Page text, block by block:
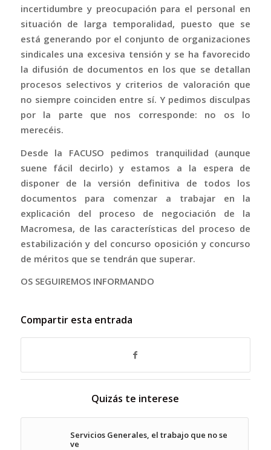
incertidumbre y preocupación para el personal en
situación de larga temporalidad, puesto que se
está generando por el conjunto de organizaciones
sindicales una excesiva tensión y se ha favorecido
la difusión de documentos en los que se detallan
procesos selectivos y criterios de valoración que
no siempre coinciden entre sí. Y pedimos disculpas
por la parte que nos corresponde: no os lo
merecéis.
Desde la FACUSO pedimos tranquilidad (aunque
suene fácil decirlo) y estamos a la espera de
disponer de la versión definitiva de todos los
documentos para comenzar a trabajar en la
explicación del proceso de negociación de la
Macromesa, de las características del proceso de
estabilización y del concurso oposición y concurso
de méritos que se tendrán que superar.
OS SEGUIREMOS INFORMANDO
Compartir esta entrada
Quizás te interese
Servicios Generales, el trabajo que no se
ve